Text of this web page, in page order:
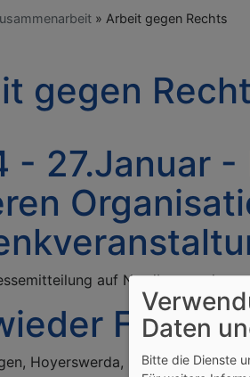
Arbeit gegen Rechts
gegen
- 27.Januar -
auf Nordbayern.de
Hoyerswerda, Rostock-
Daten
Bitte die Dienste